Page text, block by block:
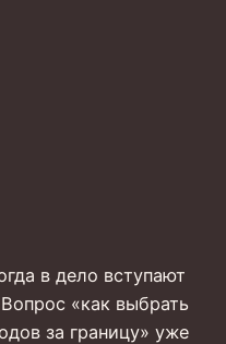
в дело вступают
«как выбрать
за границу» уже